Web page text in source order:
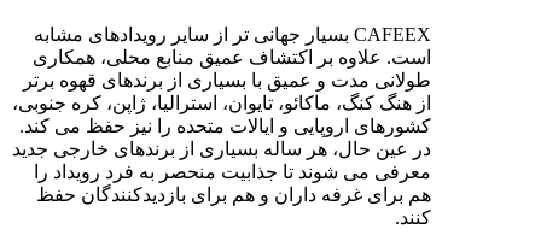
CAFEEX بسیار جهانی تر از سایر رویدادهای مشابه
است. علاوه بر اکتشاف عمیق منابع محلی، همکاری
طولانی مدت و عمیق با بسیاری از برندهای قهوه برتر
از هنگ کنگ، ماکائو، تایوان، استرالیا، ژاپن، کره جنوبی،
کشورهای اروپایی و ایالات متحده را نیز حفظ می کند.
در عین حال، هر ساله بسیاری از برندهای خارجی جدید
معرفی می شوند تا جذابیت منحصر به فرد رویداد را
هم برای غرفه داران و هم برای بازدیدکنندگان حفظ
کنند.